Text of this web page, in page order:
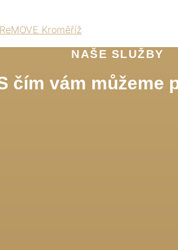
NAŠE SLUŽBY
čím vám můžeme